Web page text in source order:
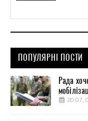
ПОПУЛЯРНІ ПОСТИ
Рада
20:07,